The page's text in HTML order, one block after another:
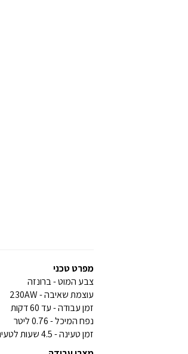
מפרט טכני
צבע המוט - ברונזה
עוצמת שאיבה - 230AW
זמן עבודה - עד 60 דקות
נפח המיכל - 0.76 ליטר
זמן טעינה - 4.5 שעות לטעינה מלאה של הסוללה